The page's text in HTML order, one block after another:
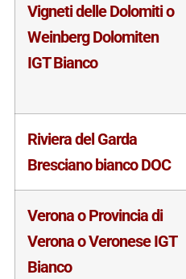
Vigneti delle Dolomiti o
Weinberg Dolomiten
IGT Bianco
Riviera del Garda
Bresciano bianco DOC
Verona o Provincia di
Verona o Veronese IGT
Bianco